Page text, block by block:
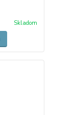
Skladom